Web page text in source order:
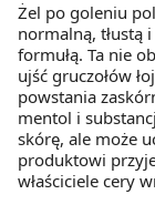
Żel po goleniu
normalną, tłustą
formułą. Ta nie
ujść gruczołów
powstania
mentol i
skórę, ale może
produktowi
właściciele cery